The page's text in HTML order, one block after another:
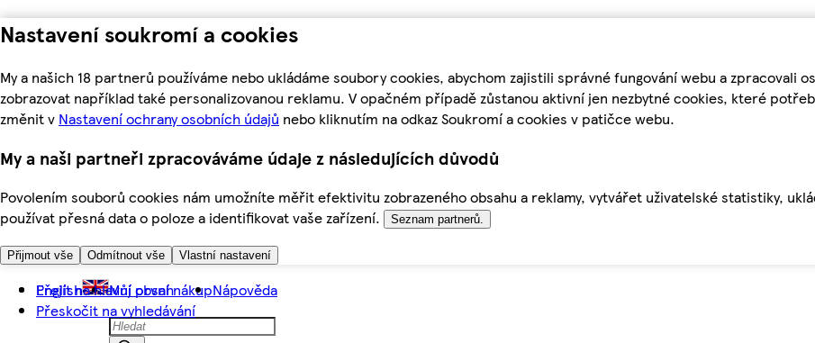
Nastavení soukromí a cookies
My a našich 18 partnerů používáme nebo ukládáme soubory cookies, abychom zajistili správné fungování webu a zpracovali
zobrazovat například také personalizovanou reklamu. V opačném případě zůstanou aktivní jen nezbytné cookies, které
změnit v Nastavení ochrany osobních údajů nebo kliknutím na odkaz Soukromí a cookies v patičce webu.
My a naši partneři zpracováváme údaje z následujících důvodů
Povolením souborů cookies nám umožníte měřit efektivitu zobrazeného obsahu a reklamy, vytvářet uživatelské statistiky,
používat přesná data o poloze a identifikovat vaše zařízení.
Seznam partnerů.
Přijmout vše Odmítnout vše Vlastní nastavení
Přejít na hlavní obsah
Přeskočit na vyhledávání
English Můj první nákupNápověda